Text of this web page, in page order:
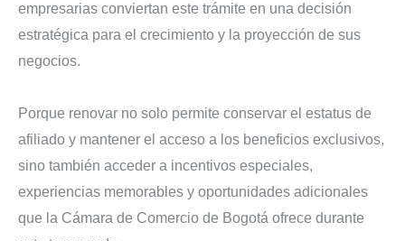
empresarias conviertan este trámite en una decisión
estratégica para el crecimiento y la proyección de sus
negocios.
Porque renovar no solo permite conservar el estatus de
afiliado y mantener el acceso a los beneficios exclusivos,
sino también acceder a incentivos especiales,
experiencias memorables y oportunidades adicionales
que la Cámara de Comercio de Bogotá ofrece durante